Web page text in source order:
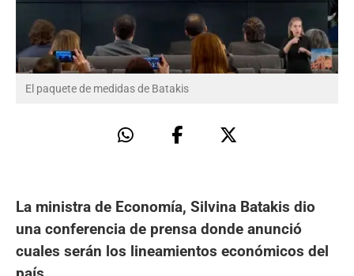
El paquete de medidas de Batakis
La ministra de Economía, Silvina Batakis dio
una conferencia de prensa donde anunció
cuales serán los lineamientos económicos del